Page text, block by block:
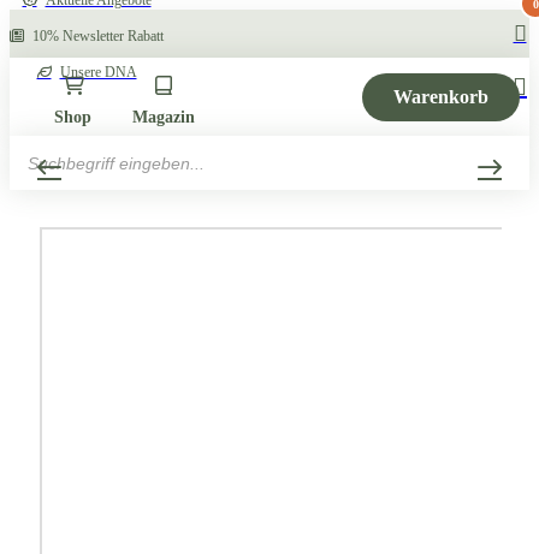
10% Newsletter Rabatt
Unsere DNA
Shop Magazin
Warenkorb
0
search